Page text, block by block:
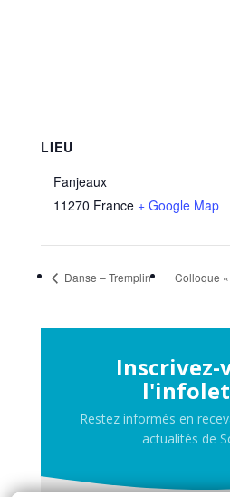
LIEU
Fanjeaux
11270 France + Google Map
Danse – Tremplin Colloque «
Inscrivez-
Restez informés en
actualités de